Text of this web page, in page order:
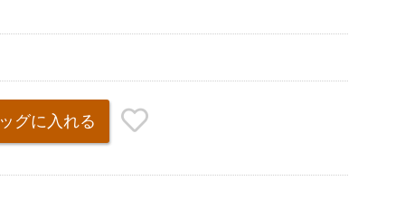
グに入れる